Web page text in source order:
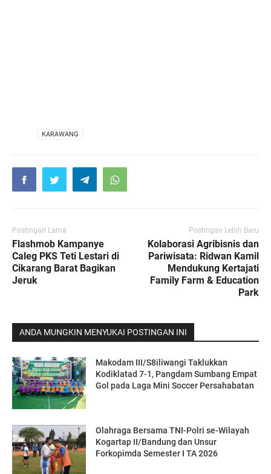
KARAWANG
Postingan Lama
Flashmob Kampanye
Caleg PKS Teti Lestari di
Cikarang Barat Bagikan
Jeruk
Postingan Lebih Baru
Kolaborasi Agribisnis dan
Pariwisata: Ridwan Kamil
Mendukung Kertajati
Family Farm & Education
Park
ANDA MUNGKIN MENYUKAI POSTINGAN INI
Makodam III/S8iliwangi Taklukkan
Kodiklatad 7-1, Pangdam Sumbang Empat
Gol pada Laga Mini Soccer Persahabatan
Olahraga Bersama TNI-Polri se-Wilayah
Kogartap II/Bandung dan Unsur
Forkopimda Semester I TA 2026